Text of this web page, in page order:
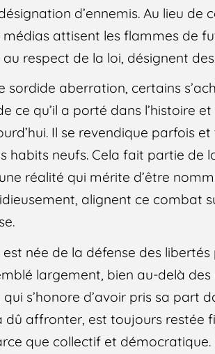
d’ennemis. Au lieu de
médias attisent les flammes de
au respect de la loi, désignent
sordide aberration, certains
ce qu’il a porté dans l’histoire
Il se revendique parfois
habits neufs. Cela fait partie
une réalité qui mérite d’être
alignent ce combat
née de la défense des
largement, bien au-delà
s’honore d’avoir pris sa part
dû affronter, est toujours
que collectif et démocratique.